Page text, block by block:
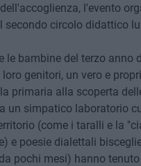
l'evento
secondo circolo didattico
le bambine del terzo
genitori, un vero e
primaria alla scoperta
un simpatico laboratorio
(come i taralli e la
e poesie dialettali
pochi mesi) hanno